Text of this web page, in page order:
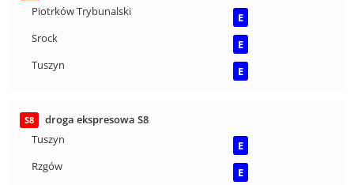
Piotrków Trybunalski
E
Srock
E
Tuszyn
E
S8
droga ekspresowa S8
Tuszyn
E
Rzgów
E